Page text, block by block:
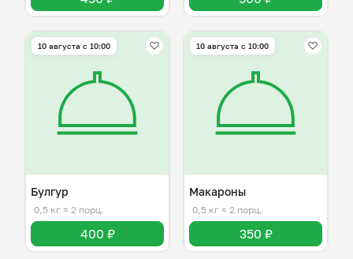
10 августа с 10:00
Булгур
0,5 кг ≈ 2 порц.
400 ₽
10 августа с 10:00
Макароны
0,5 кг ≈ 2 порц.
350 ₽